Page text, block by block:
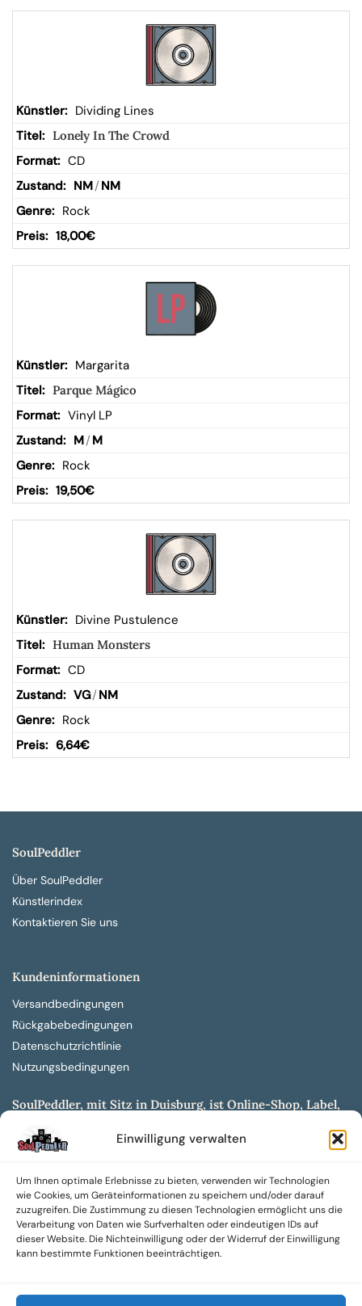
Einwilligung verwalten
Um Ihnen optimale Erlebnisse zu bieten, verwenden wir Technologien
wie Cookies, um Geräteinformationen zu speichern und/oder darauf
zuzugreifen. Die Zustimmung zu diesen Technologien ermöglicht uns die
Verarbeitung von Daten wie Surfverhalten oder eindeutigen IDs auf
dieser Website. Die Nichteinwilligung oder der Widerruf der Einwilligung
kann bestimmte Funktionen beeinträchtigen.
Dividing Lines
Lonely In The Crowd
CD
NM/ NM
Rock
18,00€
Margarita
Parque Mágico
Vinyl LP
M/ M
Rock
19,50€
Divine Pustulence
Human Monsters
CD
VG/ NM
Rock
6,64€
SoulPeddler
Über SoulPeddler
Künstlerindex
Kontaktieren Sie uns
Kundeninformationen
Versandbedingungen
Rückgabebedingungen
Datenschutzrichtlinie
Nutzungsbedingungen
SoulPeddler, mit Sitz in Duisburg, ist Online-Shop, Label,
entwickelt aus dem SoulPeddler Vinyl-Presswerk und
Wir bieten eine breite Auswahl an sowohl hochgradig
sammelwürdigen als auch Mainstream-Titeln und -Formaten auf
Vinyl, CD und weiteren Medien.
Sowohl neue als auch gebrauchte, nach Zustand bewertete